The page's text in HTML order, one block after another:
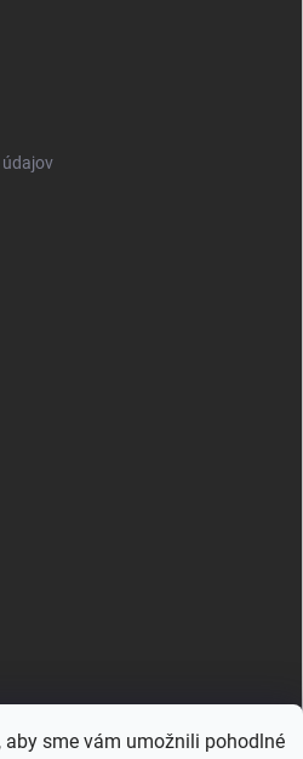
aby sme vám umožnili pohodlné